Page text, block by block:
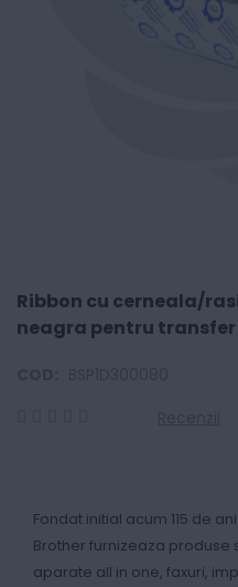
Ribbon cu cerneala/
neagra pentru transfer
Fondat initial acum 115 de
Brother furnizeaza produse
aparate all in one, faxuri,